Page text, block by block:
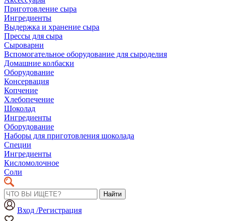
Приготовление сыра
Ингредиенты
Выдержка и хранение сыра
Прессы для сыра
Сыроварни
Вспомогательное оборудование для сыроделия
Домашние колбаски
Оборудование
Консервация
Копчение
Хлебопечение
Шоколад
Ингредиенты
Оборудование
Наборы для приготовления шоколада
Специи
Ингредиенты
Кисломолочное
Соли
Найти
Вход /Регистрация